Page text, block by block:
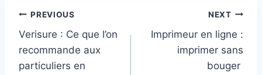
Post
navigation
PREVIOUS
Verisure : Ce que l’on
recommande aux
particuliers en
NEXT
Imprimeur en ligne :
imprimer sans
bouger